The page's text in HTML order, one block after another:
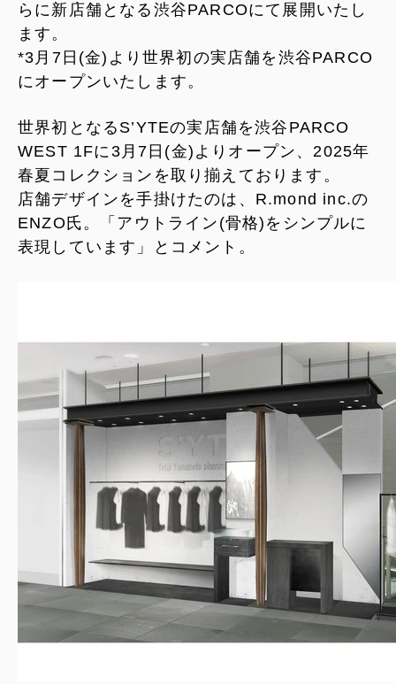
らに新店舗となる渋谷PARCOにて展開いたし
ます。
*3月7日(金)より世界初の実店舗を渋谷PARCO
にオープンいたします。
世界初となるS’YTEの実店舗を渋谷PARCO
WEST 1Fに3月7日(金)よりオープン、2025年
春夏コレクションを取り揃えております。
店舗デザインを手掛けたのは、R.mond inc.の
ENZO氏。「アウトライン(骨格)をシンプルに
表現しています」とコメント。